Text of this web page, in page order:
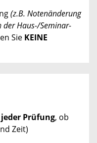
(z.B. Notenänderung
der Haus-/Seminar-
Sie KEINE
Prüfung, ob
Zeit)